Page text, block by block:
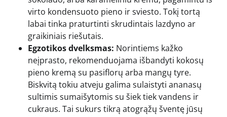
virto kondensuoto pieno ir sviesto. Tokį tortą
labai tinka praturtinti skrudintais lazdyno ar
graikiniais riešutais.
Egzotikos dvelksmas: Norintiems kažko
neįprasto, rekomenduojama išbandyti kokosų
pieno kremą su pasiflorų arba mangų tyre.
Biskvitą tokiu atveju galima sulaistyti ananasų
sultimis sumaišytomis su šiek tiek vandens ir
cukraus. Tai sukurs tikrą atogrąžų šventę jūsų